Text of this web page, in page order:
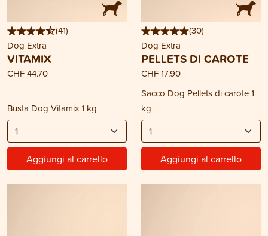
(41)
Dog Extra
VITAMIX
CHF 44.70
Busta Dog Vitamix 1 kg
Aggiungi al carrello
(30)
Dog Extra
PELLETS DI CAROTE
CHF 17.90
Sacco Dog Pellets di carote 1
kg
Aggiungi al carrello